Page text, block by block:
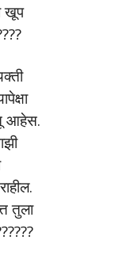
खूप
आहेस.
तुला